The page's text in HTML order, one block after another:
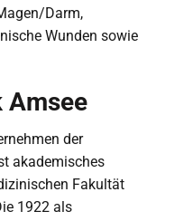
Darm,
Wunden sowie
Amsee
der
akademisches
Fakultät
1922 als